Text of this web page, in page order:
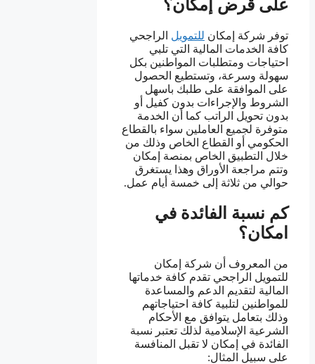
على قرض إمكان؟
توفر شركة إمكان للتمويل الراجحي
كافة الخدمات المالية التي تلبي
احتياجات ومتطلبات المواطنين بكل
سهولة وسرعة، وتستطيع الحصول
على الموافقة على طلبك باسهل
الشروط والإجراءات بدون كفيل أو
بدون تحويل الراتب كما أن الخدمة
متوفرة لجميع العاملين سواء بالقطاع
الحكومي أو القطاع الخاص وذلك من
خلال التطبيق الخاص بمنصة إمكان
وتتم مراجعة الأوراق وهذا يستغرق
حوالي من ثلاثة إلى خمسة أيام عمل.
كم نسبة الفائدة في
امكان؟
من المعروف أن شركة إمكان
للتمويل الراجحي تقدم كافة خدماتها
المالية لتقديم الدعم والمساعدة
للمواطنين لتلبية كافة احتياجاتهم
وذلك بتعامل يتوافق مع الأحكام
الشرعية الإسلامية لذلك تعتبر نسبة
الفائدة في إمكان لا تقبل المنافسة
على سبيل المثال: